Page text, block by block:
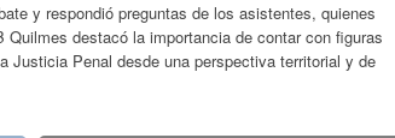
y respondió preguntas de los asistentes, quienes
destacó la importancia de contar con figuras
Justicia Penal desde una perspectiva territorial y de